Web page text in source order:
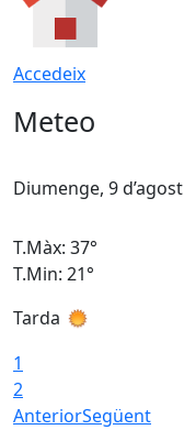
Accedeix
Meteo
Diumenge, 9 d’agost
T.Màx: 37°
T.Min: 21°
Tarda
1
2
AnteriorSegüent